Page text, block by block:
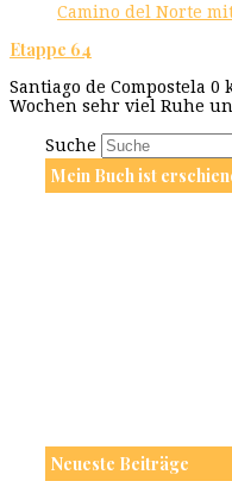
Camino del Norte
Etappe 64
Santiago de Compostela
Wochen sehr viel Ruhe
Suche
Mein Buch ist
Neueste Beiträge